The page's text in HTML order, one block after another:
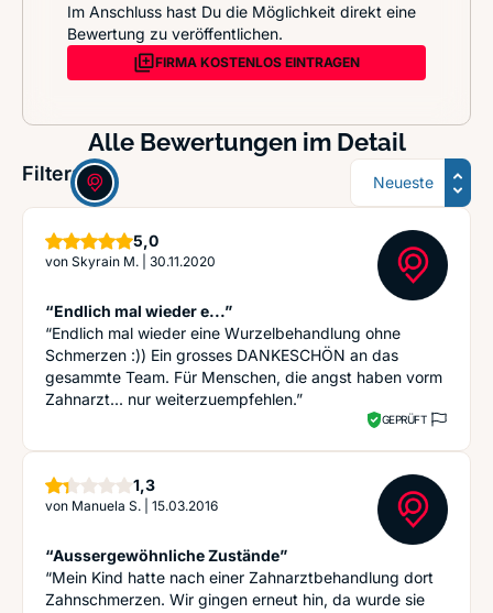
Im Anschluss hast Du die Möglichkeit direkt eine
Bewertung zu veröffentlichen.
FIRMA KOSTENLOS EINTRAGEN
Alle Bewertungen im Detail
Filter: Sortierung
5,0Sterne
von Skyrain M. 30.11.2020
“Endlich mal wieder e...”
“Endlich mal wieder eine Wurzelbehandlung ohne
Schmerzen :)) Ein grosses DANKESCHÖN an das
gesammte Team. Für Menschen, die angst haben vorm
Zahnarzt... nur weiterzuempfehlen.”
GEPRÜFT
1,3Sterne
von Manuela S. 15.03.2016
“Aussergewöhnliche Zustände”
“Mein Kind hatte nach einer Zahnarztbehandlung dort
Zahnschmerzen. Wir gingen erneut hin, da wurde sie